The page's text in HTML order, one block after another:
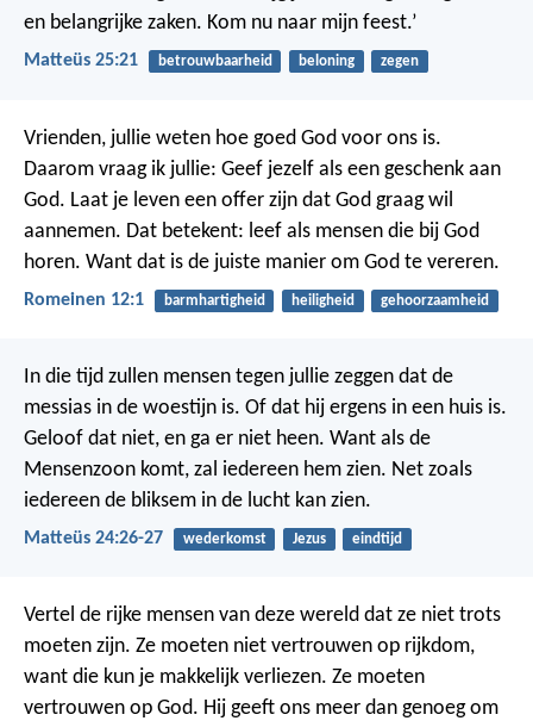
en belangrijke zaken. Kom nu naar mijn feest.’
Matteüs 25:21 betrouwbaarheid beloning zegen
Vrienden, jullie weten hoe goed God voor ons is.
Daarom vraag ik jullie: Geef jezelf als een geschenk aan
God. Laat je leven een offer zijn dat God graag wil
aannemen. Dat betekent: leef als mensen die bij God
horen. Want dat is de juiste manier om God te vereren.
Romeinen 12:1 barmhartigheid heiligheid gehoorzaamheid
In die tijd zullen mensen tegen jullie zeggen dat de
messias in de woestijn is. Of dat hij ergens in een huis is.
Geloof dat niet, en ga er niet heen. Want als de
Mensenzoon komt, zal iedereen hem zien. Net zoals
iedereen de bliksem in de lucht kan zien.
Matteüs 24:26-27 wederkomst Jezus eindtijd
Vertel de rijke mensen van deze wereld dat ze niet trots
moeten zijn. Ze moeten niet vertrouwen op rijkdom,
want die kun je makkelijk verliezen. Ze moeten
vertrouwen op God. Hij geeft ons meer dan genoeg om